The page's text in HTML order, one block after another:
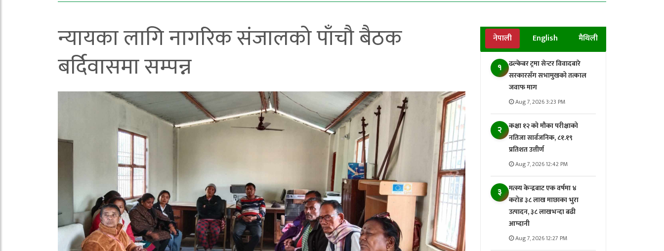
न्यायका लागि नागरिक संजालको पाँचौ बैठक
बर्दिवासमा सम्पन्न
नेपाली English मैथिली
१
ढल्केबर ट्रमा सेन्टर विवादबारे
सरकारसँग सभामुखको तत्काल
जवाफ माग
Aug 7, 2026 3:23 PM
२
कक्षा १२ को मौका परीक्षाको
नतिजा सार्वजनिक, ८१.१९
प्रतिशत उत्तीर्ण
Aug 7, 2026 12:42 PM
३
मत्स्य केन्द्रबाट एक वर्षमा ४
करोड ३८ लाख माछाका भुरा
उत्पादन, ३८ लाखभन्दा बढी
आम्दानी
Aug 7, 2026 12:27 PM